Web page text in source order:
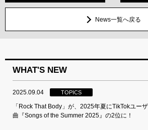
News一覧へ戻る
WHAT'S NEW
2025.09.04 TOPICS
「Rock That Body」が、2025年夏にTikTokユー
曲『Songs of the Summer 2025』の2位に！